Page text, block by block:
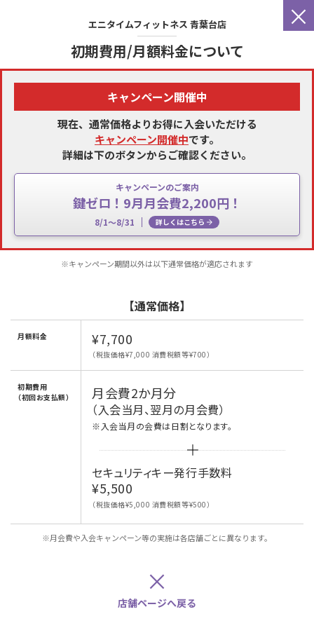
×
エニタイムフィットネス 青葉台店
初期費用/月額料金について
キャンペーン開催中
現在、通常価格よりお得に入会いただける
キャンペーン開催中です。
詳細は下のボタンからご確認ください。
キャンペーンのご案内
鍵ゼロ！9月月会費2,200円！
8/1～8/31 詳しくはこちら
※キャンペーン期間以外は以下通常価格が適応されます
【通常価格】
月額料金 ¥7,700
（税抜価格¥7,000 消費税額等¥700）
初期費用
（初回お支払額）
月会費2か月分
（入会当月、翌月の月会費）
※入会当月の会費は日割となります。
セキュリティキー発行手数料
¥5,500
（税抜価格¥5,000 消費税額等¥500）
※月会費や入会キャンペーン等の実施は各店舗ごとに異なります。
×
店舗ページへ戻る